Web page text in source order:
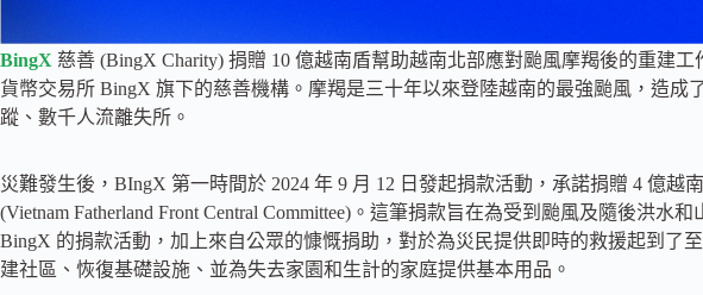
BingX 慈善 (BingX Charity) 捐贈 10 億越南盾幫助越南北部應對颱風摩羯後的重建
貨幣交易所 BingX 旗下的慈善機構。摩羯是三十年以來登陸越南的最強颱風，造成
蹤、數千人流離失所。
災難發生後，BIngX 第一時間於 2024 年 9 月 12 日發起捐款活動，承諾捐贈 4 億越
(Vietnam Fatherland Front Central Committee)。這筆捐款旨在為受到颱風及隨後洪水
BingX 的捐款活動，加上來自公眾的慷慨捐助，對於為災民提供即時的救援起到了
建社區、恢復基礎設施、並為失去家園和生計的家庭提供基本用品。